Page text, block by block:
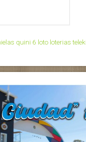
quini 6 loto loterias